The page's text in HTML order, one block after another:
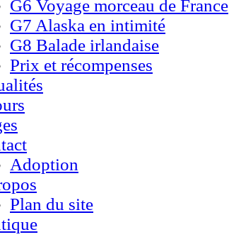
G6 Voyage morceau de France
G7 Alaska en intimité
G8 Balade irlandaise
Prix et récompenses
Adoption
Plan du site